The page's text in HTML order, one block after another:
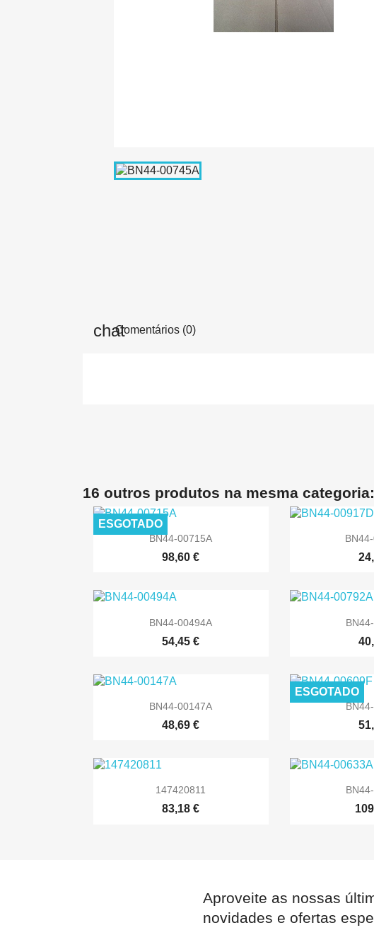
Comentários (0)
16 outros produtos na mesma categoria:
 Vista rápida
BN44-00715A
98,60 €
ESGOTADO

 Vista rápida
BN44-00494A
54,45 €

 Vista rápida
BN44-00147A
48,69 €

ESGOTADO
Vista rápida
147420811
83,18 €

Aproveite as nossas
novidades e ofertas